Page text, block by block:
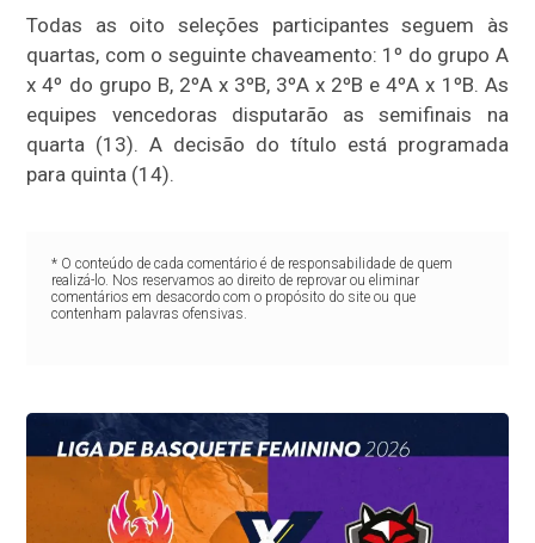
Todas as oito seleções participantes seguem às
quartas, com o seguinte chaveamento: 1º do grupo A
x 4º do grupo B, 2ºA x 3ºB, 3ºA x 2ºB e 4ºA x 1ºB. As
equipes vencedoras disputarão as semifinais na
quarta (13). A decisão do título está programada
para quinta (14).
* O conteúdo de cada comentário é de responsabilidade de quem
realizá-lo. Nos reservamos ao direito de reprovar ou eliminar
comentários em desacordo com o propósito do site ou que
contenham palavras ofensivas.